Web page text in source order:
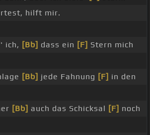
hilft mir.
ich, [Bb] dass ein [F] Stern mich
[Bb] jede Fahnung [F] in den
[Bb] auch das Schicksal [F] noch